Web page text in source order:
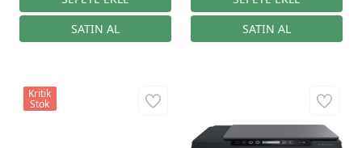
Kritik
Stok